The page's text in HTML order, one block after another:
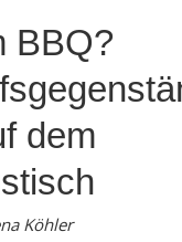
BBQ?
dem
Köhler